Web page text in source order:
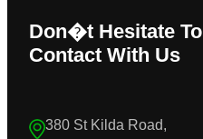
Don�t Hesitate To
Contact With Us
380 St Kilda Road,